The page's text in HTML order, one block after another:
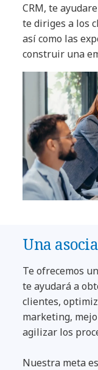
CRM, te
te diriges a los
así como las
construir una
Una
Te ofrecemos
te ayudará a
clientes,
marketing,
agilizar los
Nuestra meta